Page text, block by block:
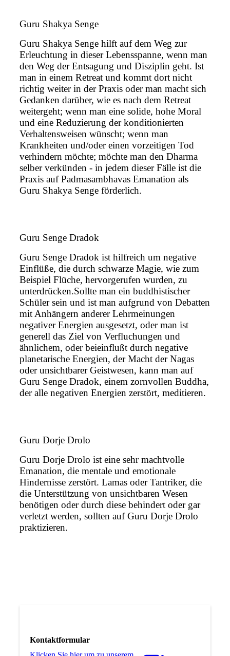
Guru Shakya Senge
Guru Shakya Senge hilft auf dem Weg zur
Erleuchtung in dieser Lebensspanne, wenn man
den Weg der Entsagung und Disziplin geht. Ist
man in einem Retreat und kommt dort nicht
richtig weiter in der Praxis oder man macht sich
Gedanken darüber, wie es nach dem Retreat
weitergeht; wenn man eine solide, hohe Moral
und eine Reduzierung der konditionierten
Verhaltensweisen wünscht; wenn man
Krankheiten und/oder einen vorzeitigen Tod
verhindern möchte; möchte man den Dharma
selber verkünden - in jedem dieser Fälle ist die
Praxis auf Padmasambhavas Emanation als
Guru Shakya Senge förderlich.
Guru Senge Dradok
Guru Senge Dradok ist hilfreich um negative
Einflüße, die durch schwarze Magie, wie zum
Beispiel Flüche, hervorgerufen wurden, zu
unterdrücken.Sollte man ein buddhistischer
Schüler sein und ist man aufgrund von Debatten
mit Anhängern anderer Lehrmeinungen
negativer Energien ausgesetzt, oder man ist
generell das Ziel von Verfluchungen und
ähnlichem, oder beieinflußt durch negative
planetarische Energien, der Macht der Nagas
oder unsichtbarer Geistwesen, kann man auf
Guru Senge Dradok, einem zornvollen Buddha,
der alle negativen Energien zerstört, meditieren.
Guru Dorje Drolo
Guru Dorje Drolo ist eine sehr machtvolle
Emanation, die mentale und emotionale
Hindernisse zerstört. Lamas oder Tantriker, die
die Unterstützung von unsichtbaren Wesen
benötigen oder durch diese behindert oder gar
verletzt werden, sollten auf Guru Dorje Drolo
praktizieren.
Kontaktformular